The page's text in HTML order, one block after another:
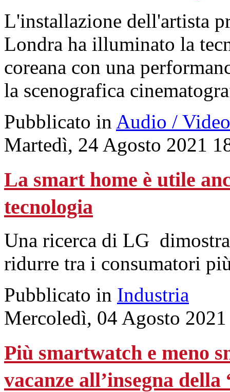
L'installazione dell'artista
Londra ha illuminato la
coreana con una
la scenografica
Pubblicato in Audio / Video
Martedì, 24 Agosto 2021
La smart home è utile
tecnologia
Una ricerca di LG
ridurre tra i consumatori
Pubblicato in Industria
Mercoledì, 04 Agosto
Più smartwatch e meno
vacanze all’insegna